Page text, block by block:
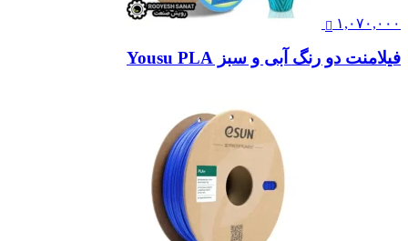
۱,۰۷۰,۰۰۰
فیلامنت دو رنگ آبی و سبز Yousu PLA